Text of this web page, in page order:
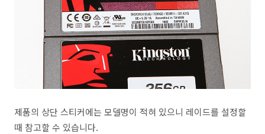
제품의 상단 스티커에는 모델명이 적혀 있으니 레이드를 설정할
때 참고할 수 있습니다.